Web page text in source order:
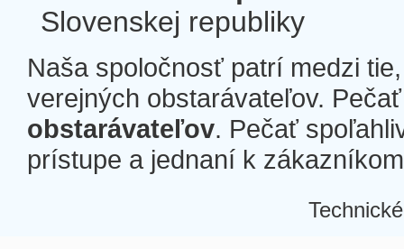
Slovenskej republiky
Naša spoločnosť patrí medzi
verejných obstarávateľov.
obstarávateľov. Pečať
prístupe a jednaní k